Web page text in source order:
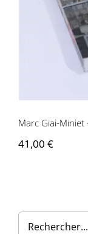
Marc Giai-Miniet
41,00 €